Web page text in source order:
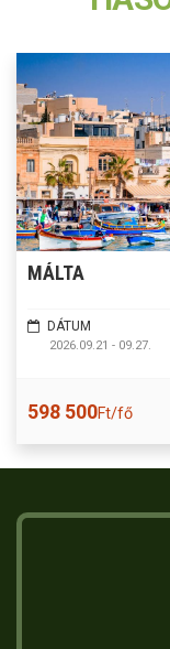
MÁLTA
DÁTUM
2026.09.21 - 09.27.
598 500Ft/fő